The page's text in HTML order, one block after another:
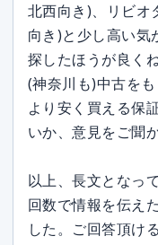
北西向き)、リビオ
向き)と少し高い気
探したほうが良く
(神奈川も)中古を
より安く買える保
いか、意見をご聞
以上、長文となっ
回数で情報を伝え
した。ご回答頂け